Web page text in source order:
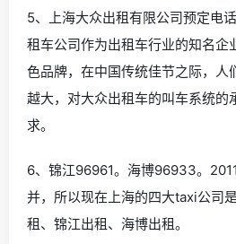
5、上海大众出租有限公司预定电
租车公司作为出租车行业的知名企
色品牌，在中国传统佳节之际，人
越大，对大众出租车的叫车系统的
求。
6、锦江96961。海博96933。
并，所以现在上海的四大taxi公司
租、锦江出租、海博出租。